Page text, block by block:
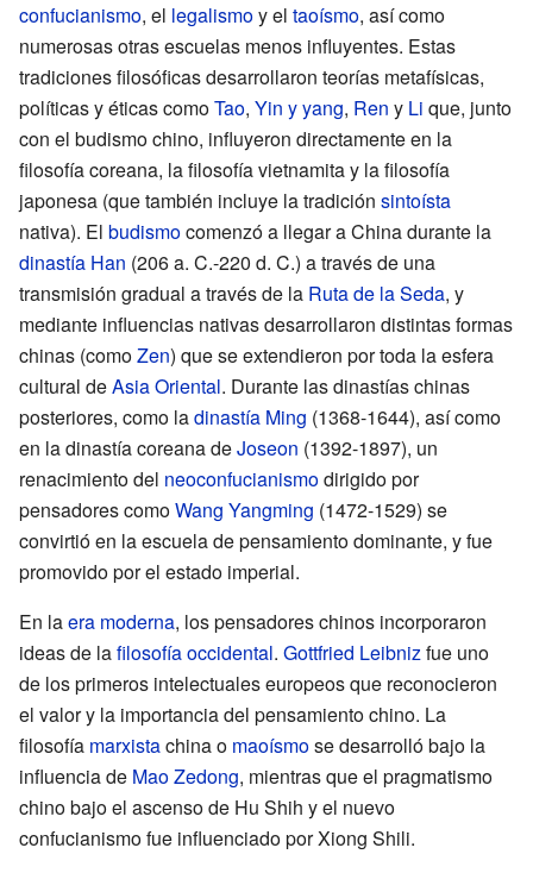
confucianismo, el legalismoy el taoísmo, así como
numerosas otras escuelas menos influyentes. Estas
tradiciones filosóficas desarrollaron teorías metafísicas,
políticas y éticas comoTao, Yin y yang, Ren y Li que, junto
con el budismo chino, influyeron directamente en la
filosofía coreana, la filosofía vietnamita y la filosofía
japonesa (que también incluye la tradición sintoísta
nativa). El budismocomenzó a llegar a China durante la
dinastía Han (206 a. C.-220 d. C.) a través de una
transmisión gradual a través de la Ruta de la Seda, y
mediante influencias nativas desarrollaron distintas formas
chinas (comoZen) que se extendieron por toda la esfera
cultural deAsia Oriental. Durante las dinastías chinas
posteriores, como ladinastía Ming (1368-1644), así como
en la dinastía coreana deJoseon (1392-1897), un
renacimiento del neoconfucianismodirigido por
pensadores comoWang Yangming (1472-1529) se
convirtió en la escuela de pensamiento dominante, y fue
promovido por el estado imperial.
En laera moderna, los pensadores chinos incorporaron
ideas de lafilosofía occidental. Gottfried Leibnizfue uno
de los primeros intelectuales europeos que reconocieron
el valor y la importancia del pensamiento chino. La
filosofía marxistachina o maoísmose desarrolló bajo la
influencia de Mao Zedong, mientras que el pragmatismo
chino bajo el ascenso de Hu Shih y el nuevo
confucianismo fue influenciado por Xiong Shili.